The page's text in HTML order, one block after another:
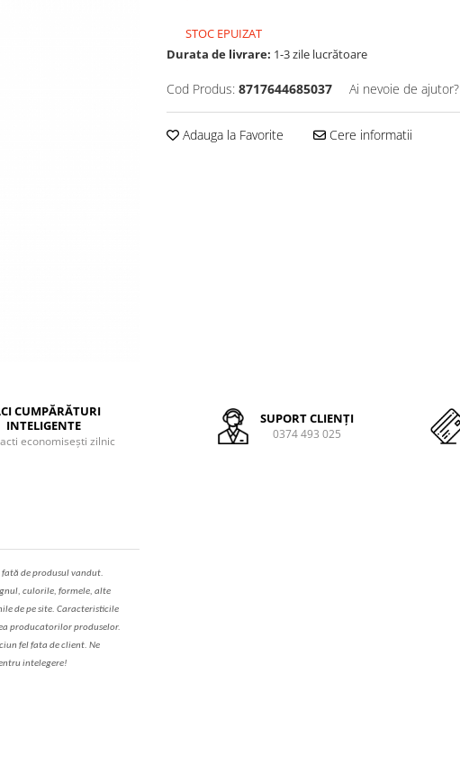
STOC EPUIZAT
Durata de livrare: 1-3 zile lucrătoare
Cod Produs: 8717644685037 Ai nevoie de ajutor?
Adauga la Favorite Cere informatii
CUMPĂRĂTURI
INTELIGENTE
economisești zilnic
SUPORT CLIENȚI
0374 493 025
tă de produsul vandut.
culorile, formele, alte
de pe site. Caracteristicile
producatorilor produselor.
fel fata de client. Ne
intelegere!